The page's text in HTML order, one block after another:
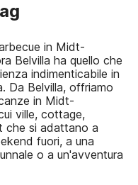
in Midt-
Belvilla ha quello che
indimenticabile in
Da Belvilla, offriamo
in Midt-
ville, cottage,
che si adattano a
fuori, a una
o a un'avventura